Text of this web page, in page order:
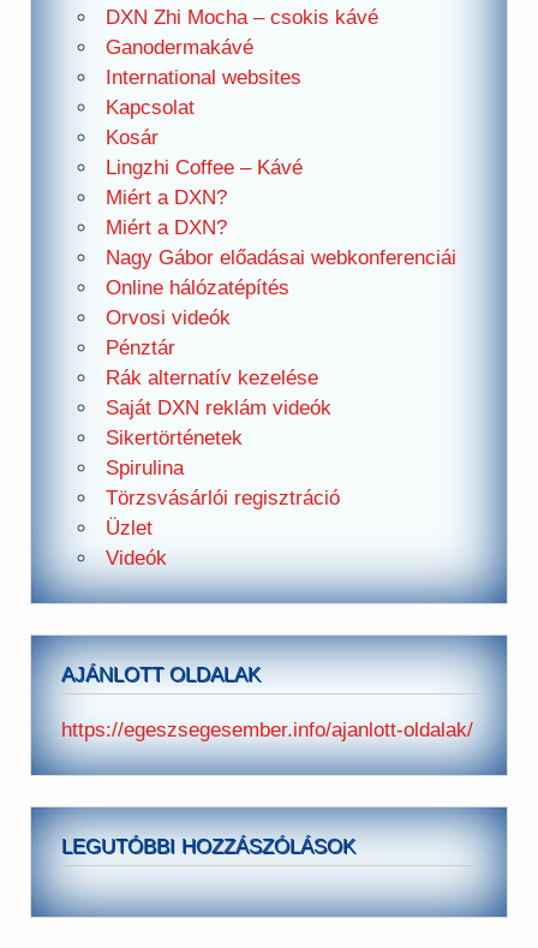
DXN Zhi Mocha – csokis kávé
Ganodermakávé
International websites
Kapcsolat
Kosár
Lingzhi Coffee – Kávé
Miért a DXN?
Miért a DXN?
Nagy Gábor előadásai webkonferenciái
Online hálózatépítés
Orvosi videók
Pénztár
Rák alternatív kezelése
Saját DXN reklám videók
Sikertörténetek
Spirulina
Törzsvásárlói regisztráció
Üzlet
Videók
AJÁNLOTT OLDALAK
https://egeszsegesember.info/ajanlott-oldalak/
LEGUTÓBBI HOZZÁSZÓLÁSOK